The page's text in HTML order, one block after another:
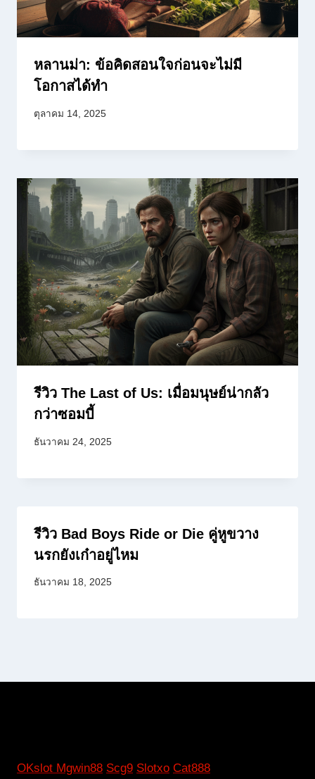
หลานม่า: ข้อคิดสอนใจก่อนจะไม่มี
โอกาสได้ทำ
ตุลาคม 14, 2025
รีวิว The Last of Us: เมื่อมนุษย์น่ากลัว
กว่าซอมบี้
ธันวาคม 24, 2025
รีวิว Bad Boys Ride or Die คู่หูขวาง
นรกยังเก๋าอยู่ไหม
ธันวาคม 18, 2025
OKslot Mgwin88 Scg9 Slotxo Cat888